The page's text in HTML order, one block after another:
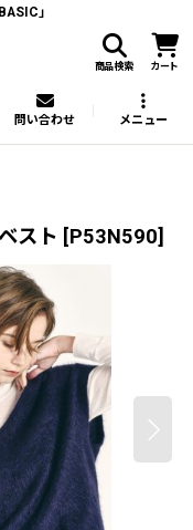
」
商品検索 カート
問い合わせ メニュー
スト [P53N590]